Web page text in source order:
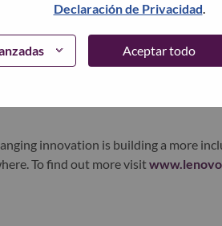
Declaración de Privacidad.
Aceptar todo
devices (PCs, workstations,
computing and software
continued investment in world-
smarter future for everyone,
Lenovo Group Limited (HKSE: 992)
innovation is building a more
To find out more visit